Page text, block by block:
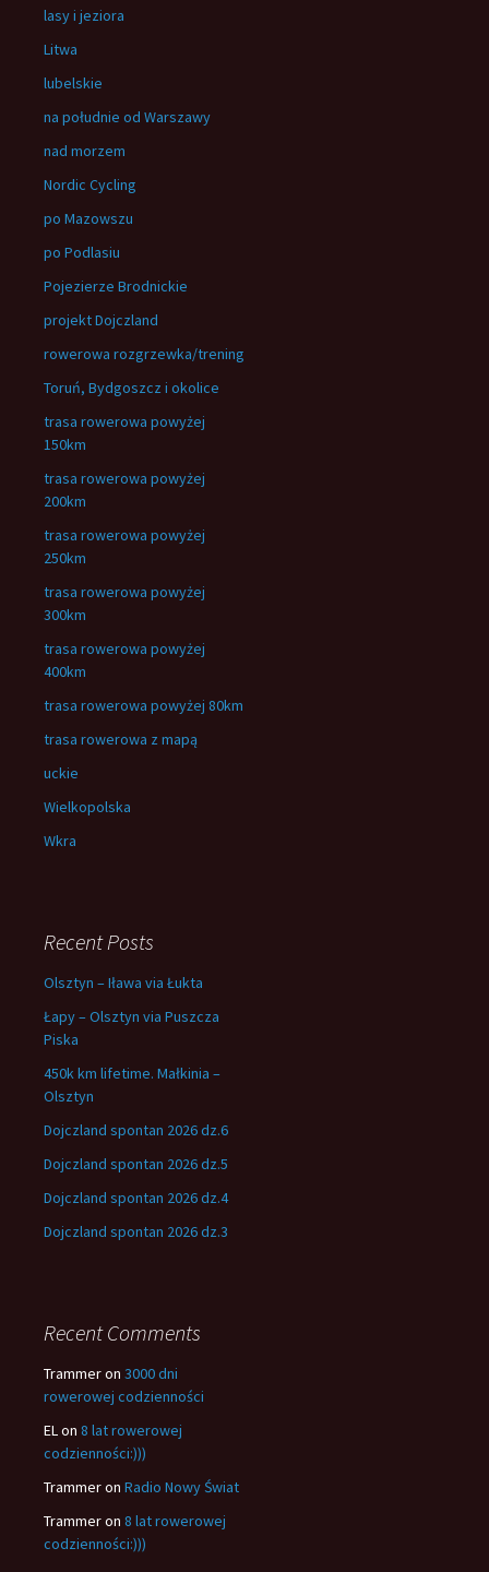
lasy i jeziora
Litwa
lubelskie
na południe od Warszawy
nad morzem
Nordic Cycling
po Mazowszu
po Podlasiu
Pojezierze Brodnickie
projekt Dojczland
rowerowa rozgrzewka/trening
Toruń, Bydgoszcz i okolice
trasa rowerowa powyżej
150km
trasa rowerowa powyżej
200km
trasa rowerowa powyżej
250km
trasa rowerowa powyżej
300km
trasa rowerowa powyżej
400km
trasa rowerowa powyżej 80km
trasa rowerowa z mapą
uckie
Wielkopolska
Wkra
Recent Posts
Olsztyn – Iława via Łukta
Łapy – Olsztyn via Puszcza
Piska
450k km lifetime. Małkinia –
Olsztyn
Dojczland spontan 2026 dz.6
Dojczland spontan 2026 dz.5
Dojczland spontan 2026 dz.4
Dojczland spontan 2026 dz.3
Recent Comments
Trammeron 3000 dni
rowerowej codzienności
ELon 8 lat rowerowej
codzienności:)))
Trammeron Radio Nowy Świat
Trammeron 8 lat rowerowej
codzienności:)))